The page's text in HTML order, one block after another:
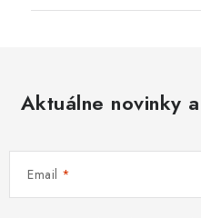
Aktuálne novinky
Email